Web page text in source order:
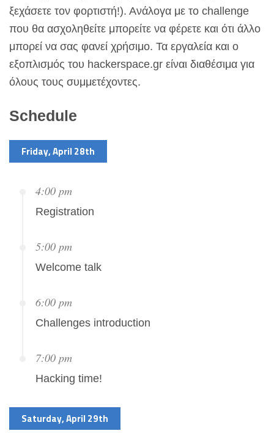
ξεχάσετε τον φορτιστή!). Ανάλογα με το challenge
που θα ασχοληθείτε μπορείτε να φέρετε και ότι άλλο
μπορεί να σας φανεί χρήσιμο. Τα εργαλεία και ο
εξοπλισμός του hackerspace.gr είναι διαθέσιμα για
όλους τους συμμετέχοντες.
Schedule
Friday, April 28th
4:00 pm
Registration
5:00 pm
Welcome talk
6:00 pm
Challenges introduction
7:00 pm
Hacking time!
Saturday, April 29th